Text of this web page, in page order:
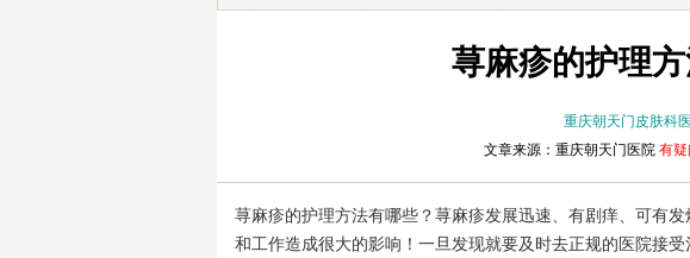
荨麻疹的护理
重庆朝天门皮肤科
文章来源：重庆朝天门医院 有
荨麻疹的护理方法有哪些？荨麻疹发展迅速、有剧痒、可有
和工作造成很大的影响！一旦发现就要及时去正规的医院接